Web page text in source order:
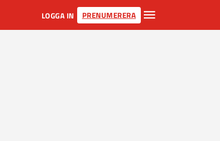
LOGGA IN PRENUMERERA